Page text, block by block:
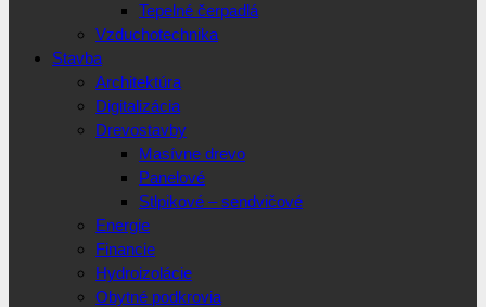
Tepelné čerpadlá
Vzduchotechnika
Stavba
Architektúra
Digitalizácia
Drevostavby
Masívne drevo
Panelové
Stlpikové – sendvičové
Energie
Financie
Hydroizolácie
Obytné podkrovia